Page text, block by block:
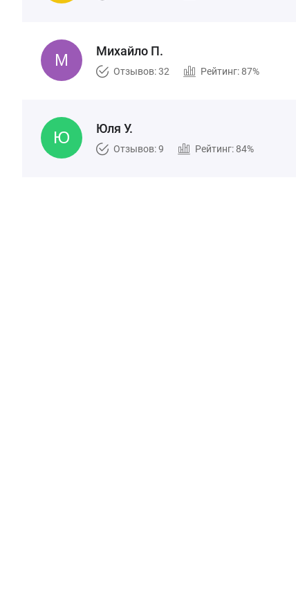
Михайло П.
Отзывов: 32 Рейтинг: 87%
Юля У.
Отзывов: 9 Рейтинг: 84%